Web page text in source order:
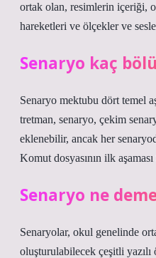
ortak olan, resimlerin içeriği,
hareketleri ve ölçekler ve
Senaryo kaç
Senaryo mektubu dört temel
tretman, senaryo, çekim
eklenebilir, ancak her
Komut dosyasının ilk
Senaryo ne
Senaryolar, okul genelinde
oluşturulabilecek çeşitli